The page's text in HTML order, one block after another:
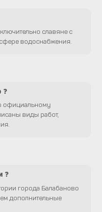
славяне с
водоснабжения.
?
официальному
виды работ,
?
города Балабаново
дополнительные